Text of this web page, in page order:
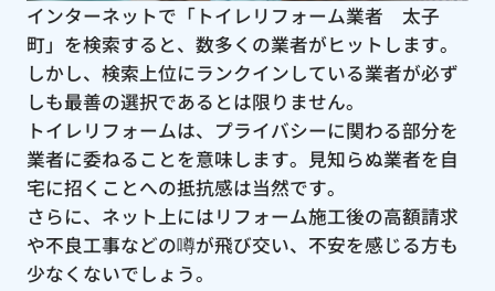
インターネットで「トイレリフォーム業者 太子
町」を検索すると、数多くの業者がヒットします。
しかし、検索上位にランクインしている業者が必ず
しも最善の選択であるとは限りません。
トイレリフォームは、プライバシーに関わる部分を
業者に委ねることを意味します。見知らぬ業者を自
宅に招くことへの抵抗感は当然です。
さらに、ネット上にはリフォーム施工後の高額請求
や不良工事などの噂が飛び交い、不安を感じる方も
少なくないでしょう。